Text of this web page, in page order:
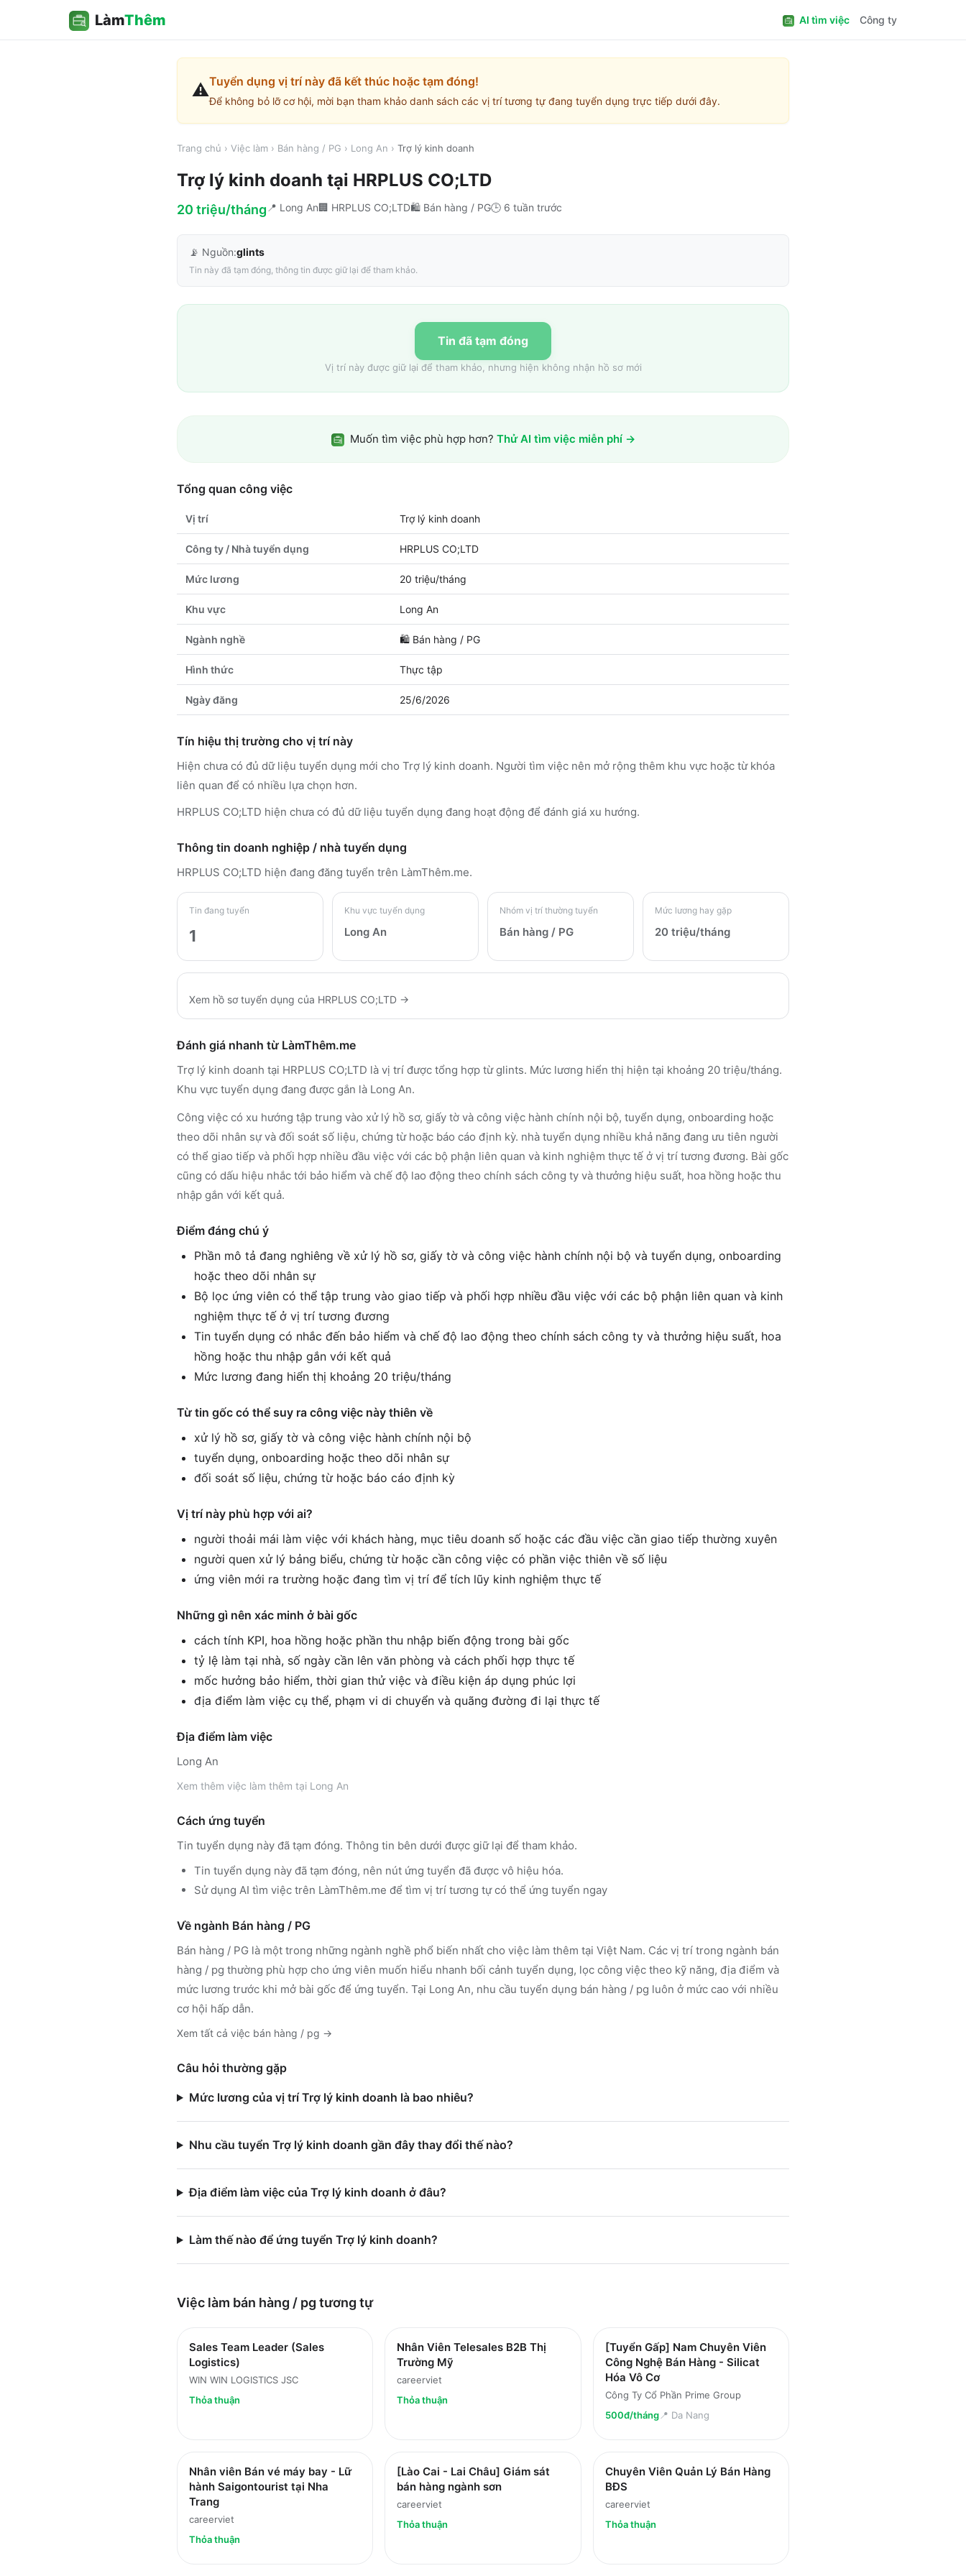
LàmThêm AI tìm việc Công ty
⚠️Tuyển dụng vị trí này đã kết thúc hoặc tạm đóng!
Để không bỏ lỡ cơ hội, mời bạn tham khảo danh sách các vị trí tương tự đang tuyển dụng trực tiếp dưới đây.
Trang chủ › Việc làm › Bán hàng / PG › Long An › Trợ lý kinh doanh
Trợ lý kinh doanh tại HRPLUS CO;LTD
20 triệu/tháng 📍 Long An🏢 HRPLUS CO;LTD🛍️ Bán hàng / PG🕒 6 tuần trước
📡 Nguồn:glints
Tin này đã tạm đóng, thông tin được giữ lại để tham khảo.
Tin đã tạm đóng
Vị trí này được giữ lại để tham khảo, nhưng hiện không nhận hồ sơ mới
Muốn tìm việc phù hợp hơn? Thử AI tìm việc miễn phí →
Tổng quan công việc
Vị trí Trợ lý kinh doanh
Công ty / Nhà tuyển dụng HRPLUS CO;LTD
Mức lương 20 triệu/tháng
Khu vực Long An
Ngành nghề 🛍️ Bán hàng / PG
Hình thức Thực tập
Ngày đăng 25/6/2026
Tín hiệu thị trường cho vị trí này
Hiện chưa có đủ dữ liệu tuyển dụng mới cho Trợ lý kinh doanh. Người tìm việc nên mở rộng thêm khu vực hoặc từ khóa
liên quan để có nhiều lựa chọn hơn.
HRPLUS CO;LTD hiện chưa có đủ dữ liệu tuyển dụng đang hoạt động để đánh giá xu hướng.
Thông tin doanh nghiệp / nhà tuyển dụng
HRPLUS CO;LTD hiện đang đăng tuyển trên LàmThêm.me.
Tin đang tuyển
1
Khu vực tuyển dụng
Long An
Nhóm vị trí thường tuyển
Bán hàng / PG
Mức lương hay gặp
20 triệu/tháng
Xem hồ sơ tuyển dụng của HRPLUS CO;LTD →
Đánh giá nhanh từ LàmThêm.me
Trợ lý kinh doanh tại HRPLUS CO;LTD là vị trí được tổng hợp từ glints. Mức lương hiển thị hiện tại khoảng 20 triệu/tháng.
Khu vực tuyển dụng đang được gắn là Long An.
Công việc có xu hướng tập trung vào xử lý hồ sơ, giấy tờ và công việc hành chính nội bộ, tuyển dụng, onboarding hoặc
theo dõi nhân sự và đối soát số liệu, chứng từ hoặc báo cáo định kỳ. nhà tuyển dụng nhiều khả năng đang ưu tiên người
có thể giao tiếp và phối hợp nhiều đầu việc với các bộ phận liên quan và kinh nghiệm thực tế ở vị trí tương đương. Bài gốc
cũng có dấu hiệu nhắc tới bảo hiểm và chế độ lao động theo chính sách công ty và thưởng hiệu suất, hoa hồng hoặc thu
nhập gắn với kết quả.
Điểm đáng chú ý
Phần mô tả đang nghiêng về xử lý hồ sơ, giấy tờ và công việc hành chính nội bộ và tuyển dụng, onboarding
hoặc theo dõi nhân sự
Bộ lọc ứng viên có thể tập trung vào giao tiếp và phối hợp nhiều đầu việc với các bộ phận liên quan và kinh
nghiệm thực tế ở vị trí tương đương
Tin tuyển dụng có nhắc đến bảo hiểm và chế độ lao động theo chính sách công ty và thưởng hiệu suất, hoa
hồng hoặc thu nhập gắn với kết quả
Mức lương đang hiển thị khoảng 20 triệu/tháng
Từ tin gốc có thể suy ra công việc này thiên về
xử lý hồ sơ, giấy tờ và công việc hành chính nội bộ
tuyển dụng, onboarding hoặc theo dõi nhân sự
đối soát số liệu, chứng từ hoặc báo cáo định kỳ
Vị trí này phù hợp với ai?
người thoải mái làm việc với khách hàng, mục tiêu doanh số hoặc các đầu việc cần giao tiếp thường xuyên
người quen xử lý bảng biểu, chứng từ hoặc cần công việc có phần việc thiên về số liệu
ứng viên mới ra trường hoặc đang tìm vị trí để tích lũy kinh nghiệm thực tế
Những gì nên xác minh ở bài gốc
cách tính KPI, hoa hồng hoặc phần thu nhập biến động trong bài gốc
tỷ lệ làm tại nhà, số ngày cần lên văn phòng và cách phối hợp thực tế
mốc hưởng bảo hiểm, thời gian thử việc và điều kiện áp dụng phúc lợi
địa điểm làm việc cụ thể, phạm vi di chuyển và quãng đường đi lại thực tế
Địa điểm làm việc
Long An
Xem thêm việc làm thêm tại Long An
Cách ứng tuyển
Tin tuyển dụng này đã tạm đóng. Thông tin bên dưới được giữ lại để tham khảo.
Tin tuyển dụng này đã tạm đóng, nên nút ứng tuyển đã được vô hiệu hóa.
Sử dụng AI tìm việc trên LàmThêm.me để tìm vị trí tương tự có thể ứng tuyển ngay
Về ngành Bán hàng / PG
Bán hàng / PG là một trong những ngành nghề phổ biến nhất cho việc làm thêm tại Việt Nam. Các vị trí trong ngành bán
hàng / pg thường phù hợp cho ứng viên muốn hiểu nhanh bối cảnh tuyển dụng, lọc công việc theo kỹ năng, địa điểm và
mức lương trước khi mở bài gốc để ứng tuyển. Tại Long An, nhu cầu tuyển dụng bán hàng / pg luôn ở mức cao với nhiều
cơ hội hấp dẫn.
Xem tất cả việc bán hàng / pg →
Câu hỏi thường gặp
Mức lương của vị trí Trợ lý kinh doanh là bao nhiêu?
Nhu cầu tuyển Trợ lý kinh doanh gần đây thay đổi thế nào?
Địa điểm làm việc của Trợ lý kinh doanh ở đâu?
Làm thế nào để ứng tuyển Trợ lý kinh doanh?
Việc làm bán hàng / pg tương tự
Sales Team Leader (Sales
Logistics)
WIN WIN LOGISTICS JSC
Thỏa thuận
Nhân Viên Telesales B2B Thị
Trường Mỹ
careerviet
Thỏa thuận
[Tuyển Gấp] Nam Chuyên Viên
Công Nghệ Bán Hàng - Silicat
Hóa Vô Cơ
Công Ty Cổ Phần Prime Group
500đ/tháng📍 Da Nang
Nhân viên Bán vé máy bay - Lữ
hành Saigontourist tại Nha
Trang
careerviet
Thỏa thuận
[Lào Cai - Lai Châu] Giám sát
bán hàng ngành sơn
careerviet
Thỏa thuận
Chuyên Viên Quản Lý Bán Hàng
BĐS
careerviet
Thỏa thuận